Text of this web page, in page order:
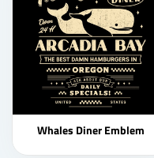
Whales Diner Emblem